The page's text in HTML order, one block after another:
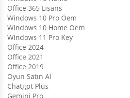
Office 365 Lisans
Windows 10 Pro Oem
Windows 10 Home Oem
Windows 11 Pro Key
Office 2024
Office 2021
Office 2019
Oyun Satın Al
Chatgpt Plus
Gemini Pro